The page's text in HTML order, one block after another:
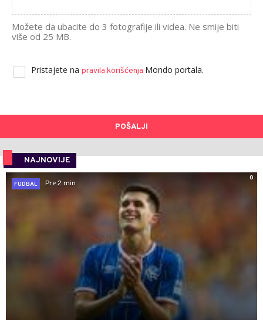
Možete da ubacite do 3 fotografije ili videa. Ne smije biti
više od 25 MB.
Pristajete na pravila korišćenja Mondo portala.
POŠALJI
NAJNOVIJE
0
FUDBAL
Pre 2 min